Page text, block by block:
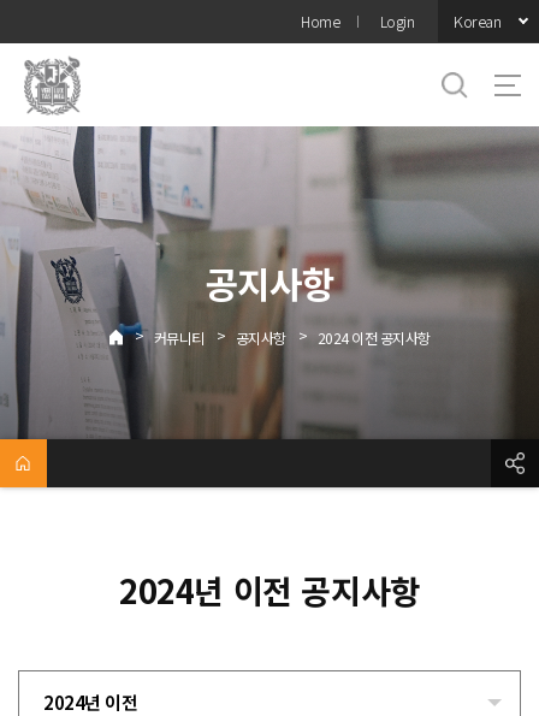
메뉴
Home Login Korean
공지사항
> 커뮤니티 > 공지사항 > 2024 이전 공지사항
2024년 이전 공지사항
2024년 이전